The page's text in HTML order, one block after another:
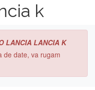
k
LANCIA LANCIA K
de date, va rugam